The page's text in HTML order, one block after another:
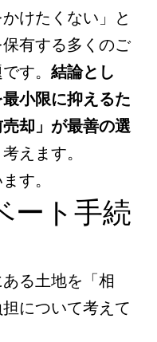
けたくない」と
有する多くのご
す。 結論とし
小限に抑えるた
却」が最善の選
考えます。
す。
ート手続
る土地を「相
について考えて